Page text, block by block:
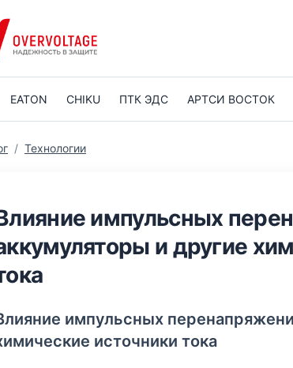
EATON CHIKU ПТК ЭДС АРТСИ ВОСТОК
Технологии
импульсных
и другие
импульсных
источники тока